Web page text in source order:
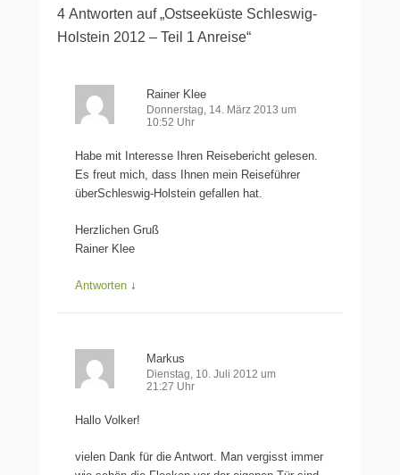
4 Antworten auf „Ostseeküste Schleswig-
Holstein 2012 – Teil 1 Anreise“
Rainer Klee
Donnerstag, 14. März 2013 um
10:52 Uhr
Habe mit Interesse Ihren Reisebericht gelesen.
Es freut mich, dass Ihnen mein Reiseführer
überSchleswig-Holstein gefallen hat.
Herzlichen Gruß
Rainer Klee
Antworten ↓
Markus
Dienstag, 10. Juli 2012 um
21:27 Uhr
Hallo Volker!
vielen Dank für die Antwort. Man vergisst immer